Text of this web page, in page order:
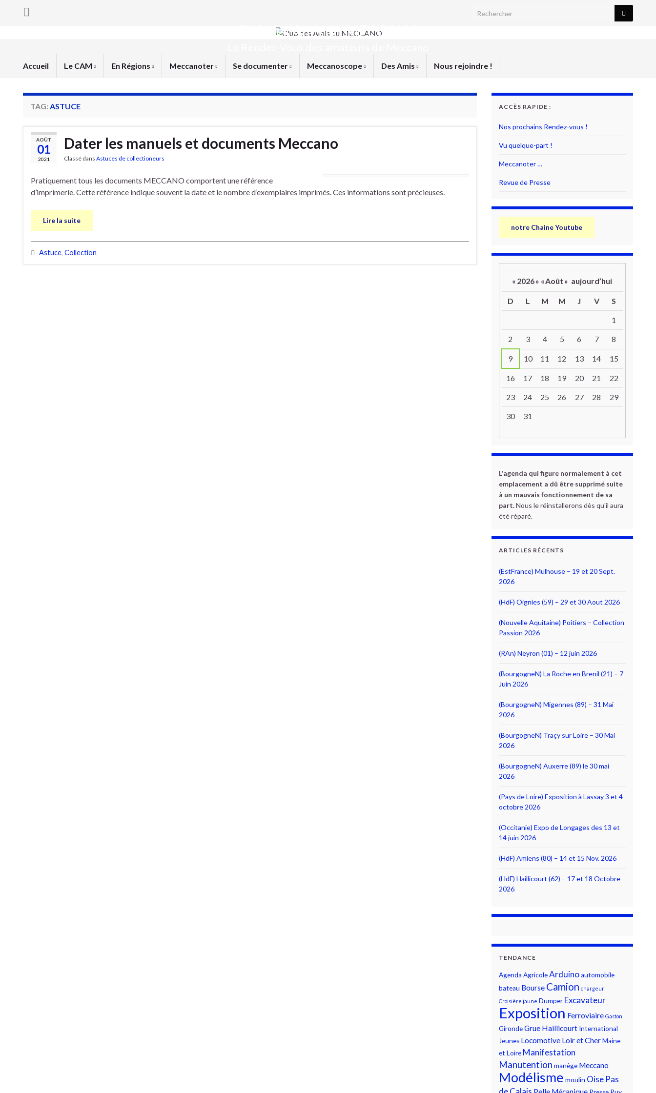
Search for:
Club des Amis du MECCANO
Accueil Le CAM En Régions Meccanoter Se documenter Meccanoscope Des Amis Nous rejoindre !
TAG: ASTUCE
AOÛT
01
2021
Dater les manuels et documents Meccano
Classé dans Astuces de collectioneurs
Pratiquement tous les documents MECCANO comportent une référence
d’imprimerie. Cette référence indique souvent la date et le nombre d’exemplaires imprimés. Ces informations sont précieuses.
Lire la suite
Astuce, Collection
ACCÈS RAPIDE :
Nos prochains Rendez-vous !
Vu quelque-part !
Meccanoter …
Revue de Presse
notre Chaine Youtube
« 2026» «Août » aujourd’hui
D L M M J V S
1
2 3 4 5 6 7 8
9 10 11 12 13 14 15
16 17 18 19 20 21 22
23 24 25 26 27 28 29
30 31
L'agenda qui figure normalement à cet
emplacement a dû être supprimé suite
à un mauvais fonctionnement de sa
part.Nous le réinstallerons dès qu'il aura
été réparé.
ARTICLES RÉCENTS
(EstFrance) Mulhouse – 19 et 20 Sept.
2026
(HdF) Oignies (59) – 29 et 30 Aout 2026
(Nouvelle Aquitaine) Poitiers – Collection
Passion 2026
(RAn) Neyron (01) – 12 juin 2026
(BourgogneN) La Roche en Brenil (21) – 7
Juin 2026
(BourgogneN) Migennes (89) – 31 Mai
2026
(BourgogneN) Traçy sur Loire – 30 Mai
2026
(BourgogneN) Auxerre (89) le 30 mai
2026
(Pays de Loire) Exposition à Lassay 3 et 4
octobre 2026
(Occitanie) Expo de Longages des 13 et
14 juin 2026
(HdF) Amiens (80) – 14 et 15 Nov. 2026
(HdF) Haillicourt (62) – 17 et 18 Octobre
2026
TENDANCE
Agenda AgricoleArduinoautomobile
bateau Bourse Camion chargeur
Croisière jaune Dumper Excavateur
Exposition Ferroviaire Gaston
GirondeGrue Haillicourt International
Jeunes Locomotive Loir et CherMaine
et Loire Manifestation
Manutention manège Meccano
Modélisme moulin Oise Pas